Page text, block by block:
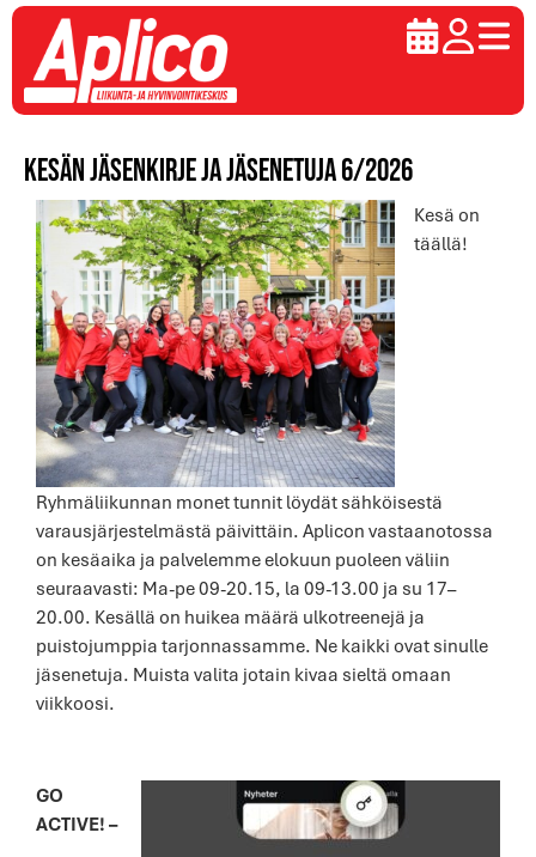
Kesän jäsenkirje ja jäsenetuja 6/2026
Kesä on
täällä!
Ryhmäliikunnan monet tunnit löydät sähköisestä
varausjärjestelmästä päivittäin. Aplicon vastaanotossa
on kesäaika ja palvelemme elokuun puoleen väliin
seuraavasti: Ma-pe 09-20.15, la 09-13.00 ja su 17–
20.00. Kesällä on huikea määrä ulkotreenejä ja
puistojumppia tarjonnassamme. Ne kaikki ovat sinulle
jäsenetuja. Muista valita jotain kivaa sieltä omaan
viikkoosi.
GO
ACTIVE! –